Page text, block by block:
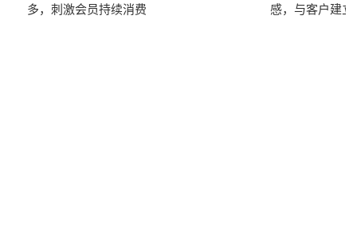
多，刺激会员持续消费
感，与客户建立